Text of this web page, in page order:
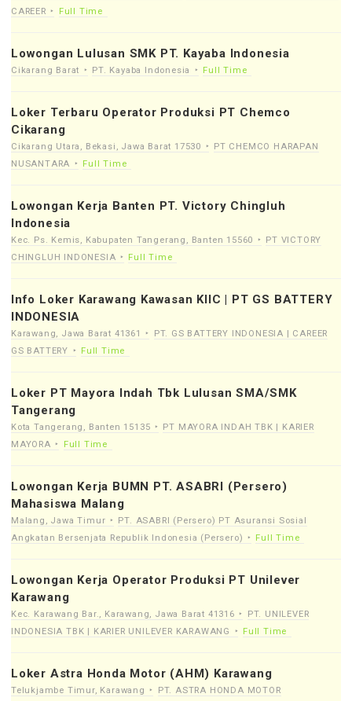
CAREER
Full Time
Lowongan Lulusan SMK PT. Kayaba Indonesia
Cikarang Barat PT. Kayaba Indonesia Full Time
Loker Terbaru Operator Produksi PT Chemco
Cikarang
Cikarang Utara, Bekasi, Jawa Barat 17530
PT CHEMCO HARAPAN
NUSANTARA
Full Time
Lowongan Kerja Banten PT. Victory Chingluh
Indonesia
Kec. Ps. Kemis, Kabupaten Tangerang, Banten 15560
PT VICTORY
CHINGLUH INDONESIA
Full Time
Info Loker Karawang Kawasan KIIC | PT GS BATTERY
INDONESIA
Karawang, Jawa Barat 41361
PT. GS BATTERY INDONESIA | CAREER
GS BATTERY
Full Time
Loker PT Mayora Indah Tbk Lulusan SMA/SMK
Tangerang
Kota Tangerang, Banten 15135
PT MAYORA INDAH TBK | KARIER
MAYORA
Full Time
Lowongan Kerja BUMN PT. ASABRI (Persero)
Mahasiswa Malang
Malang, Jawa Timur
PT. ASABRI (Persero) PT Asuransi Sosial
Angkatan Bersenjata Republik Indonesia (Persero)
Full Time
Lowongan Kerja Operator Produksi PT Unilever
Karawang
Kec. Karawang Bar., Karawang, Jawa Barat 41316
PT. UNILEVER
INDONESIA TBK | KARIER UNILEVER KARAWANG
Full Time
Loker Astra Honda Motor (AHM) Karawang
Telukjambe Timur, Karawang
PT. ASTRA HONDA MOTOR